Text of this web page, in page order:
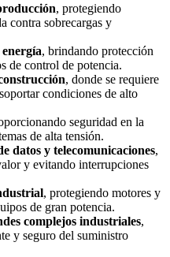
, protegiendo
contra sobrecargas y
, brindando protección
de control de potencia.
, donde se requiere
condiciones de alto
seguridad en la
de alta tensión.
datos y telecomunicaciones,
y evitando interrupciones
, protegiendo motores y
de gran potencia.
complejos industriales,
y seguro del suministro